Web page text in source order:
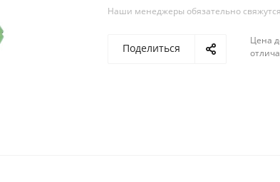
Наши менеджеры обязательно
Поделиться
Цена